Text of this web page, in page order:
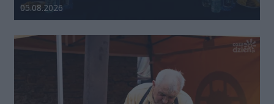
Data dodania galerii:
05.08.2026